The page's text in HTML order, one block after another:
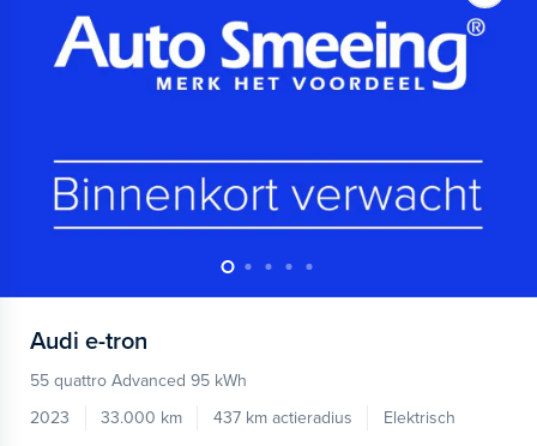
Audi e-tron
55 quattro Advanced 95 kWh
2023
33.000 km 437 km actieradius
Elektrisch